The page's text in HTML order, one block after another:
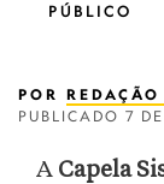
PÚBLICO
POR
PUBLICADO 7
A Capela